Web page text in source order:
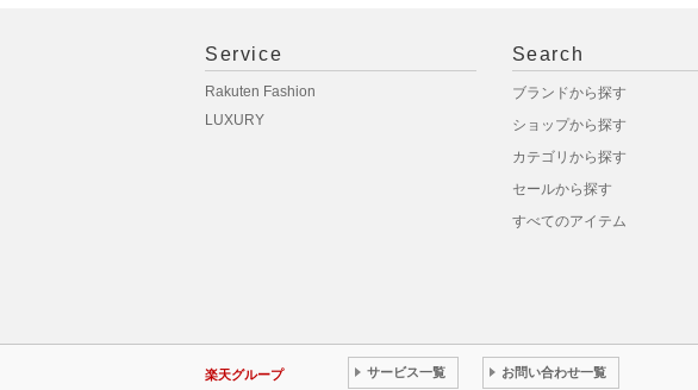
Service
Rakuten Fashion
LUXURY
Search
ブランドから探す
ショップから探す
カテゴリから探す
セールから探す
すべてのアイテム
楽天グループ サービス一覧 お問い合わせ一覧